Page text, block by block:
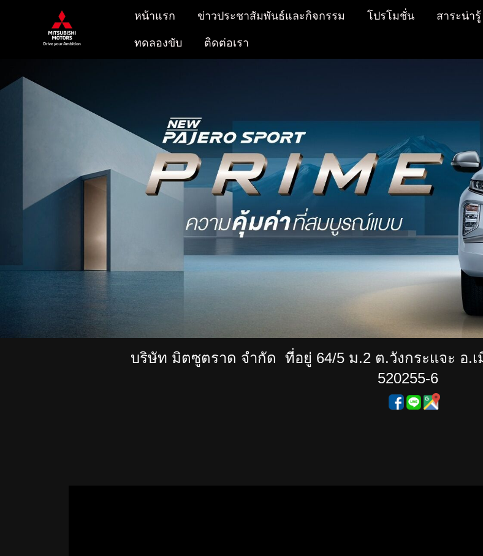
หน้าแรก ข่าวประชาสัมพันธ์และกิจกรรม โปรโมชั่น สาระน่ารู้
ทดลองขับ ติดต่อเรา
บริษัท มิตซูตราด จำกัด ที่อยู่ 64/5 ม.2 ต.วังกระแจะ อ.เ
520255-6